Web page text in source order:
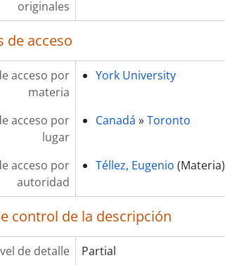
originales
de acceso
acceso por
materia
York University
acceso por
lugar
Canadá »Toronto
acceso por
autoridad
Téllez, Eugenio (Materia)
control de la descripción
de detalle
Partial